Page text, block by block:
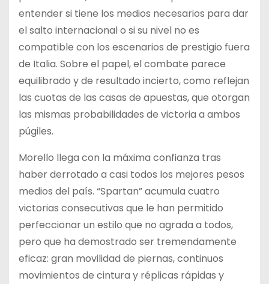
entender si tiene los medios necesarios para dar
el salto internacional o si su nivel no es
compatible con los escenarios de prestigio fuera
de Italia. Sobre el papel, el combate parece
equilibrado y de resultado incierto, como reflejan
las cuotas de las casas de apuestas, que otorgan
las mismas probabilidades de victoria a ambos
púgiles.
Morello llega con la máxima confianza tras
haber derrotado a casi todos los mejores pesos
medios del país. “Spartan” acumula cuatro
victorias consecutivas que le han permitido
perfeccionar un estilo que no agrada a todos,
pero que ha demostrado ser tremendamente
eficaz: gran movilidad de piernas, continuos
movimientos de cintura y réplicas rápidas y